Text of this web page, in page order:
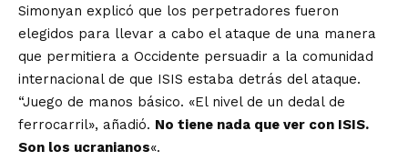
Simonyan explicó que los perpetradores fueron
elegidos para llevar a cabo el ataque de una manera
que permitiera a Occidente persuadir a la comunidad
internacional de que ISIS estaba detrás del ataque.
“Juego de manos básico. «El nivel de un dedal de
ferrocarril», añadió. No tiene nada que ver con ISIS.
Son los ucranianos«.